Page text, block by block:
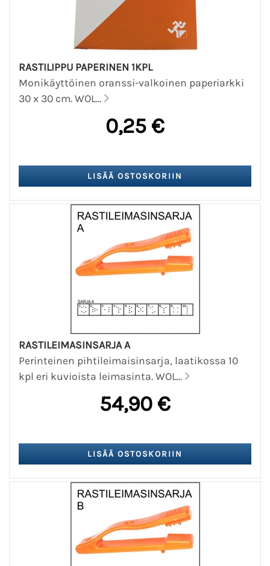
RASTILIPPU PAPERINEN 1KPL
Monikäyttöinen oranssi-valkoinen paperiarkki
30 x 30 cm. WOL...
0,25 €
RASTILEIMASINSARJA A
Perinteinen pihtileimaisinsarja, laatikossa 10
kpl eri kuvioista leimasinta. WOL...
54,90 €